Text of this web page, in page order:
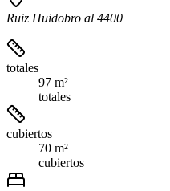
Ruiz Huidobro al 4400
totales
97 m²
totales
cubiertos
70 m²
cubiertos